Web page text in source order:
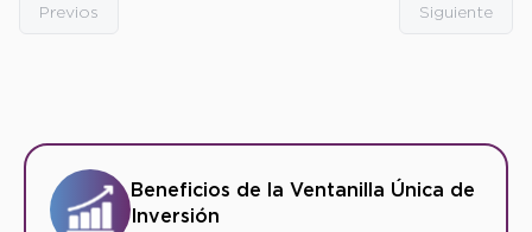
Previos Siguiente
Beneficios de la Ventanilla Única de
Inversión